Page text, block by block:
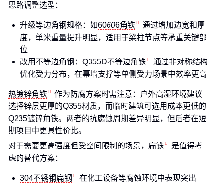
思路调整选型：
升级等边角钢规格：如60606角铁
通过增加边宽和厚
度，单米重量提升明显，适用于梁柱节点等承重关键部
位
改用不等边角钢： Q355D不等边角铁
通过非对称结构
优化受力分布，在幕墙支撑等单侧受力场景中效率更高
热镀锌角铁
作为防腐方案时需注意：户外高湿环境建议
选择锌层更厚的Q355材质，而临时建筑可选用成本更低的
Q235镀锌角铁。两者的抗腐蚀周期差异明显，但后者在短
期项目中更具性价比。
对于需要更高强度但受空间限制的场景， 扁铁
是值得考
虑的替代方案：
304不锈钢扁钢
在化工设备等腐蚀环境中表现突出